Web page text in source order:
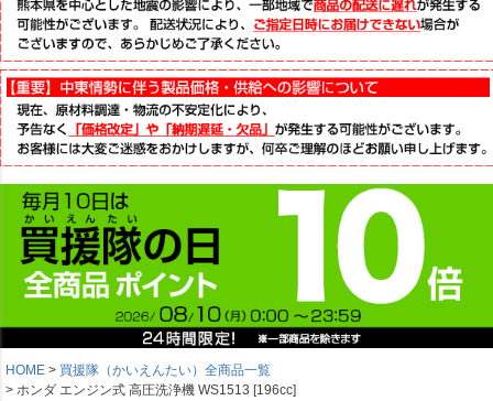
HOME
買援隊（かいえんたい）全商品一覧
ホンダ エンジン式 高圧洗浄機 WS1513 [196cc]